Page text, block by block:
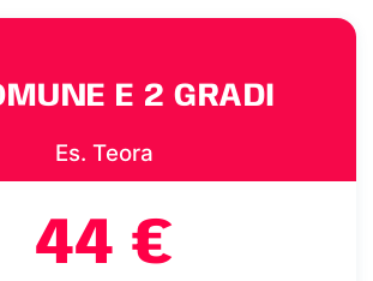
E 2 GRADI
Es. Teora
44 €